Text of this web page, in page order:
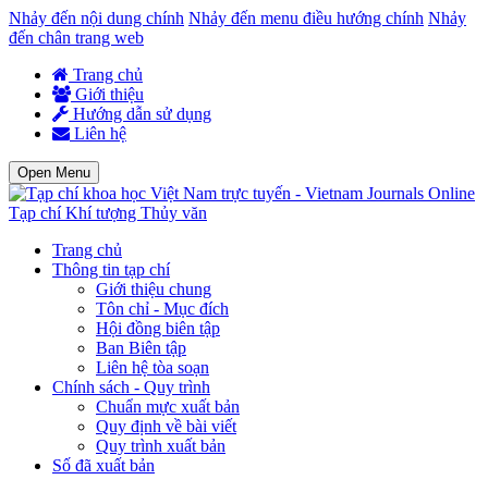
Nhảy đến nội dung chính Nhảy đến menu điều hướng chính Nhảy
đến chân trang web
Trang chủ
Giới thiệu
Hướng dẫn sử dụng
Liên hệ
Open Menu
Tạp chí Khí tượng Thủy văn
Trang chủ
Thông tin tạp chí
Giới thiệu chung
Tôn chỉ - Mục đích
Hội đồng biên tập
Ban Biên tập
Liên hệ tòa soạn
Chính sách - Quy trình
Chuẩn mực xuất bản
Quy định về bài viết
Quy trình xuất bản
Số đã xuất bản